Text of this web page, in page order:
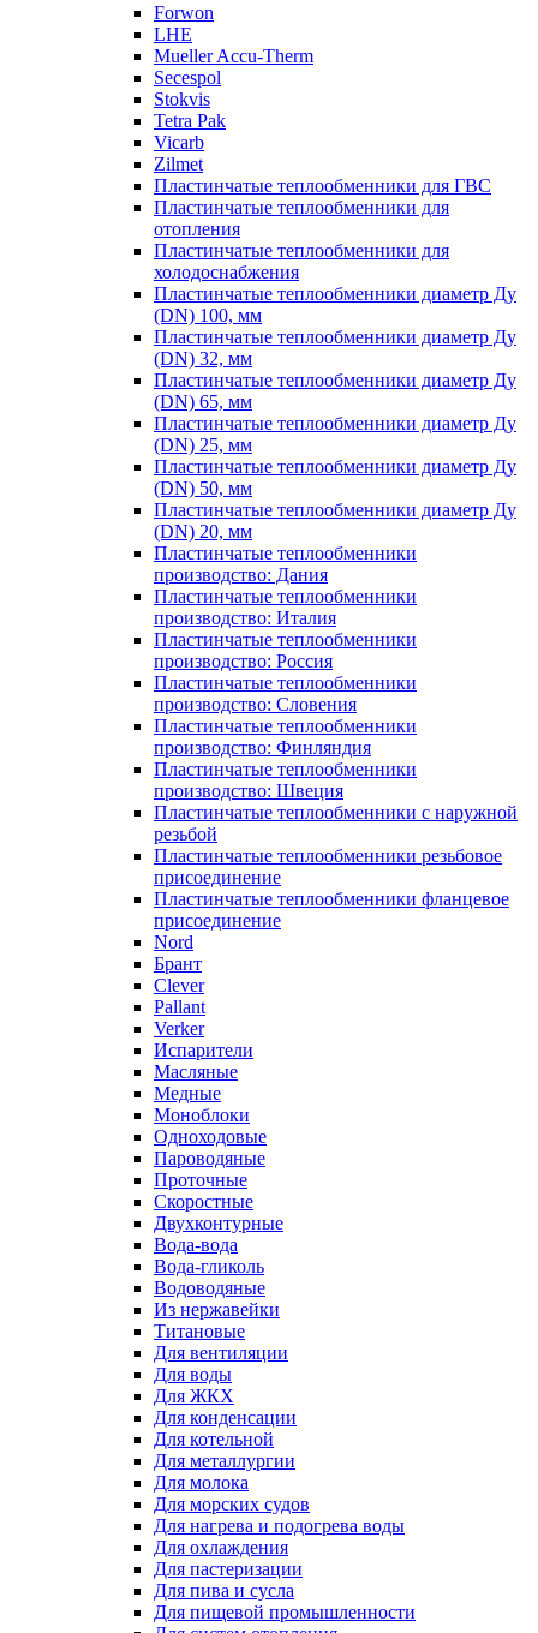
Forwon
LHE
Mueller Accu-Therm
Secespol
Stokvis
Tetra Pak
Vicarb
Zilmet
Пластинчатые теплообменники для ГВС
Пластинчатые теплообменники для
отопления
Пластинчатые теплообменники для
холодоснабжения
Пластинчатые теплообменники диаметр Ду
(DN) 100, мм
Пластинчатые теплообменники диаметр Ду
(DN) 32, мм
Пластинчатые теплообменники диаметр Ду
(DN) 65, мм
Пластинчатые теплообменники диаметр Ду
(DN) 25, мм
Пластинчатые теплообменники диаметр Ду
(DN) 50, мм
Пластинчатые теплообменники диаметр Ду
(DN) 20, мм
Пластинчатые теплообменники
производство: Дания
Пластинчатые теплообменники
производство: Италия
Пластинчатые теплообменники
производство: Россия
Пластинчатые теплообменники
производство: Словения
Пластинчатые теплообменники
производство: Финляндия
Пластинчатые теплообменники
производство: Швеция
Пластинчатые теплообменники с наружной
резьбой
Пластинчатые теплообменники резьбовое
присоединение
Пластинчатые теплообменники фланцевое
присоединение
Nord
Брант
Clever
Pallant
Verker
Испарители
Масляные
Медные
Моноблоки
Одноходовые
Пароводяные
Проточные
Скоростные
Двухконтурные
Вода-вода
Вода-гликоль
Водоводяные
Из нержавейки
Титановые
Для вентиляции
Для воды
Для ЖКХ
Для конденсации
Для котельной
Для металлургии
Для молока
Для морских судов
Для нагрева и подогрева воды
Для охлаждения
Для пастеризации
Для пива и сусла
Для пищевой промышленности